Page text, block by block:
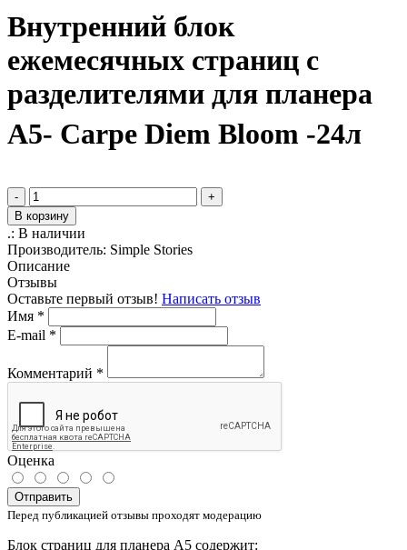
Внутренний блок
ежемесячных страниц с
разделителями для планера
A5- Carpe Diem Bloom -24л
-
+
В корзину
.: В наличии
Производитель: Simple Stories
Описание
Отзывы
Оставьте первый отзыв! Написать отзыв
Имя *
E-mail *
Комментарий *
Оценка
Отправить
Перед публикацией отзывы проходят модерацию
Блок страниц для планера А5 содержит: